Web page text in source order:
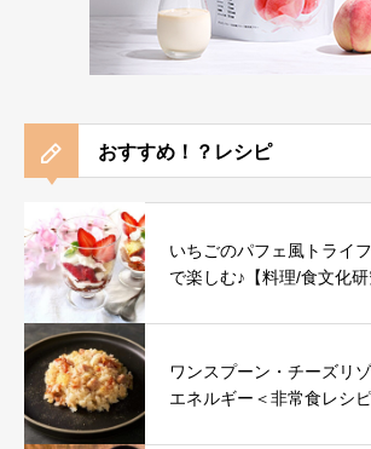
おすすめ！？レシピ
いちごのパフェ風トライ
で楽しむ♪【料理/食文化研
ワンスプーン・チーズリ
エネルギー＜非常食レシ